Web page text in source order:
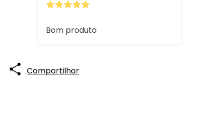
Bom produto
Compartilhar